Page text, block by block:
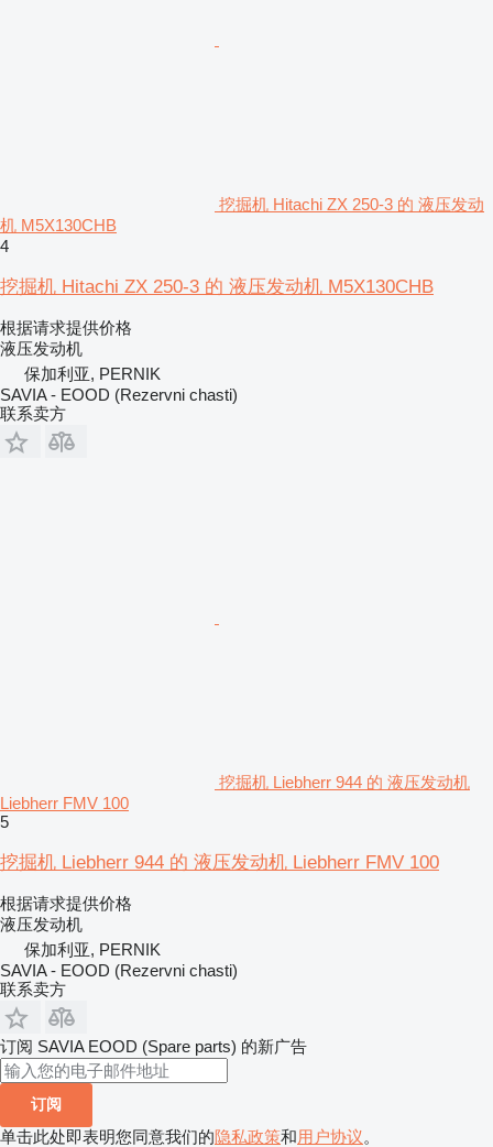
挖掘机 Hitachi ZX 250-3 的 液压发动
机 M5X130CHB
4
挖掘机 Hitachi ZX 250-3 的 液压发动机 M5X130CHB
根据请求提供价格
液压发动机
保加利亚, PERNIK
SAVIA - EOOD (Rezervni chasti)
联系卖方
挖掘机 Liebherr 944 的 液压发动机
Liebherr FMV 100
5
挖掘机 Liebherr 944 的 液压发动机 Liebherr FMV 100
根据请求提供价格
液压发动机
保加利亚, PERNIK
SAVIA - EOOD (Rezervni chasti)
联系卖方
订阅 SAVIA EOOD (Spare parts) 的新广告
订阅
单击此处即表明您同意我们的隐私政策和用户协议。